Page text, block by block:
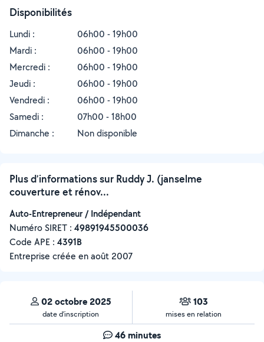
Disponibilités
Lundi :
06h00 - 19h00
Mardi :
06h00 - 19h00
Mercredi :
06h00 - 19h00
Jeudi :
06h00 - 19h00
Vendredi :
06h00 - 19h00
Samedi :
07h00 - 18h00
Dimanche :
Non disponible
Plus d’informations sur Ruddy J. (janselme
couverture et rénov...
Auto-Entrepreneur / Indépendant
Numéro SIRET : ‍49891945500036
Code APE : 4391B
Entreprise créée enaoût 2007
02 octobre 2025
date d’inscription
103
mises en relation
46 minutes